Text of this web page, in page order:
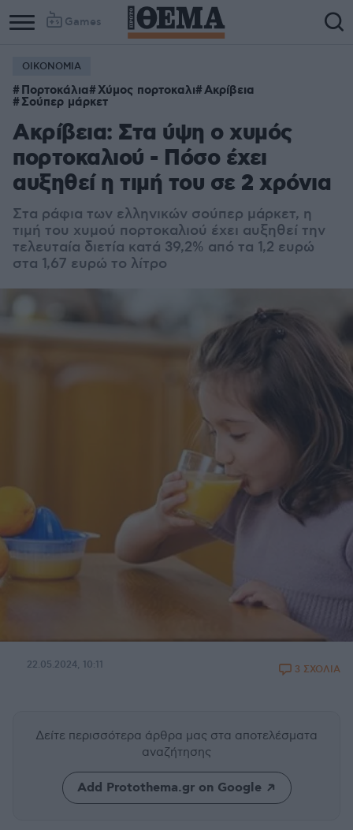
Games
ΟΙΚΟΝΟΜΙΑ
Πορτοκάλια Χύμος πορτοκαλι Ακρίβεια
Σούπερ μάρκετ
Ακρίβεια: Στα ύψη ο χυμός
πορτοκαλιού - Πόσο έχει
αυξηθεί η τιμή του σε 2 χρόνια
Στα ράφια των ελληνικών σούπερ μάρκετ, η
τιμή του χυμού πορτοκαλιού έχει αυξηθεί την
τελευταία διετία κατά 39,2% από τα 1,2 ευρώ
στα 1,67 ευρώ το λίτρο
22.05.2024, 10:11 3 ΣΧΟΛΙΑ
Δείτε περισσότερα άρθρα μας στα αποτελέσματα
αναζήτησης
Add Protothema.gr on Google